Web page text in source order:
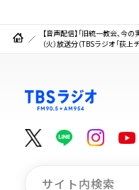
【音声配信】「旧統一教会、
（火）放送分（TBSラジオ「荻